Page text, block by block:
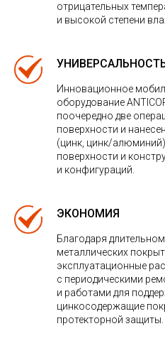
отрицательных
и высокой степени
Инновационное
оборудование
поочередно две
поверхности и
(цинк, цинк/
поверхности и
и конфигураций.
ЭКОНОМИЯ
Благодаря
металлических
эксплуатационные
с периодическими
и работами для
цинкосодержащие
протекторной защиты.